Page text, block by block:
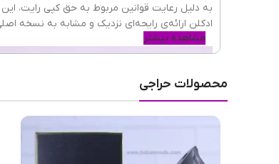
پراکندگی
به دلیل رعایت قوانین مربوط به حق کپی رایت،
ادکلن ارائه‌ی رایحه‌ای نزدیک و مشابه به نسخه
مشاهده بیشتر
محصولات حراجی